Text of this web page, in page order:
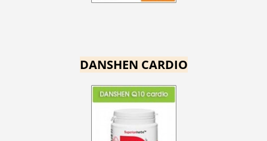
DANSHEN CARDIO